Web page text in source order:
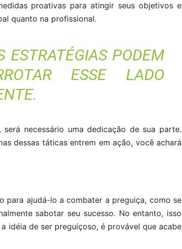
proativas para atingir seus objetivos e
quanto na profissional.
ESTRATÉGIAS PODEM
ESSE LADO
necessário uma dedicação de sua parte.
dessas táticas entrem em ação, você achará
para ajudá-lo a combater a preguiça, como se
sabotar seu sucesso. No entanto, isso
idéia de ser preguiçoso, é provável que acabe